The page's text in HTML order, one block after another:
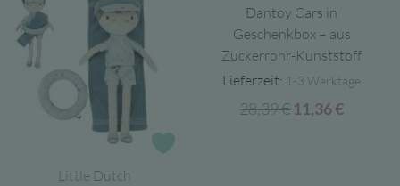
Little Dutch
Dantoy Cars in
Geschenkbox – aus
Zuckerrohr-Kunststoff
Lieferzeit: 1-3 Werktage
28,39€ Ursprünglicher
11,36€